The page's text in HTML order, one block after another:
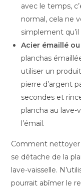
avec le temps,
normal, cela ne
simplement
Acier émaillé
planchas
utiliser un
pierre d’argent
secondes et
plancha au lave-
l’émail.
Comment nettoyer
se détache de la
lave-vaisselle.
pourrait abîmer le